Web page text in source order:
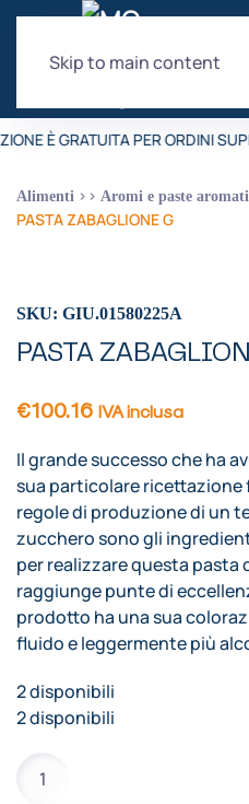
Skip to main content
È GRATUITA PER ORDINI
Alimenti Aromi e paste
PASTA ZABAGLIONE G
SKU: GIU.01580225A
PASTA
€100.16 IVA inclusa
Il grande successo che ha
sua particolare
regole di produzione di un
zucchero sono gli
per realizzare questa pasta
raggiunge punte di
prodotto ha una sua
fluido e leggermente più
2 disponibili
2 disponibili
ZABAGLIONE